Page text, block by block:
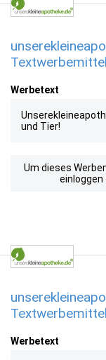
Werbetext
und Tier!
Um dieses
einloggen
Werbetext